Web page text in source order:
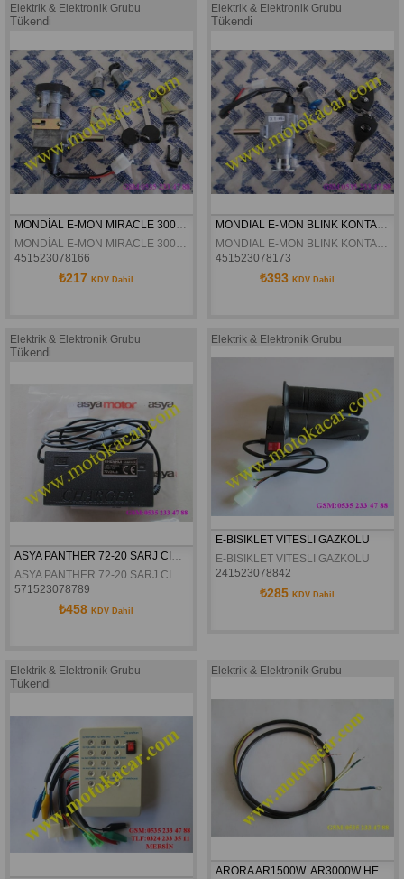
Elektrik & Elektronik Grubu
Tükendi
MONDİAL E-MON MIRACLE 3000 KONTAK SETİ ORJİNAL
451523078166
₺217 KDV Dahil
Elektrik & Elektronik Grubu
Tükendi
451523078173
₺393 KDV Dahil
Elektrik & Elektronik Grubu
Tükendi
ASYA PANTHER 72-20 SARJ CIHAZI ORJINAL
571523078789
₺458 KDV Dahil
Elektrik & Elektronik Grubu
E-BISIKLET VITESLI GAZKOLU
E-BISIKLET VITESLI GAZKOLU
241523078842
₺285 KDV Dahil
Elektrik & Elektronik Grubu
Tükendi
Elektrik & Elektronik Grubu
ARORA AR1500W  AR3000W HERKÜL ARKA TEKER KABLOSU ORJINAL